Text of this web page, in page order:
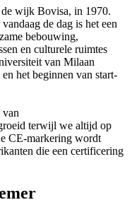
wijk Bovisa, in 1970.
de dag is het een
bebouwing,
en culturele ruimtes
van Milaan
het beginnen van start-
terwijl we altijd op
CE-markering wordt
die een certificering